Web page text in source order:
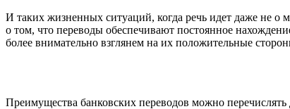
И таких жизненных ситуаций, когда речь идет даже не о
о том, что переводы обеспечивают постоянное
более внимательно взглянем на их положительные
Преимущества банковских переводов можно